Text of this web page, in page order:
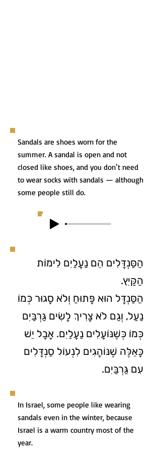
Sandals are shoes worn for the
summer. A sandal is open and not
closed like shoes, and you don’t need
to wear socks with sandals — although
some people still do.
הַסַּנְדָּלִים הֵם נַעֲלַיִם לִימוֹת
הַקַּיִץ.
הַסַּנְדָּל הוּא פָּתוּחַ וְלֹא סָגוּר כְּמוֹ
נַעַל, וְגַם לֹא צָרִיךְ לָשִׂים גַּרְבַּיִם
כְּמוֹ כְּשֶׁנּוֹעֲלִים נַעֲלַיִם. אֲבָל יֵשׁ
כָּאֵלֶּה שֶׁנּוֹהֲגִים לִנְעוֹל סַנְדָּלִים
עִם גַּרְבַּיִם.
In Israel, some people like wearing
sandals even in the winter, because
Israel is a warm country most of the
year.